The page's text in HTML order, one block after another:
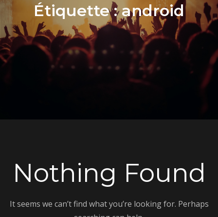
Étiquette :android
Nothing Found
It seems we can’t find what you’re looking for. Perhaps